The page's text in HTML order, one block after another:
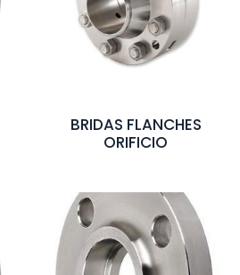
BRIDAS FLANCHES
ORIFICIO